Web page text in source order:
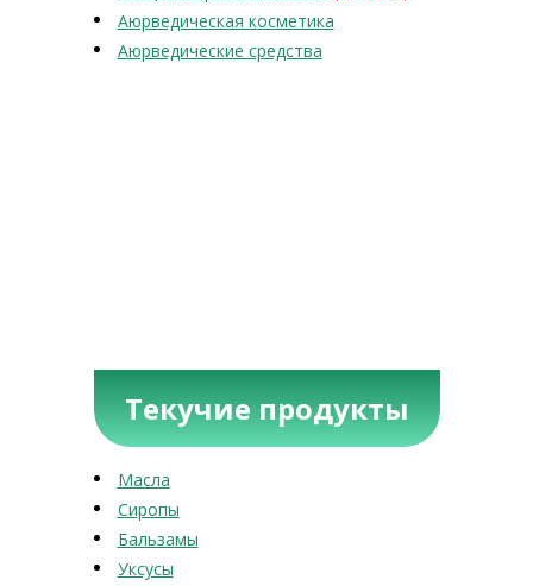
Аюрведическая косметика
Аюрведические средства
Текучие продукты
Масла
Сиропы
Бальзамы
Уксусы